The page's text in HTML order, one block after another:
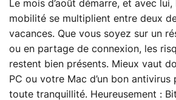
Le mois d’août démarre, et avec
mobilité se multiplient entre deux
vacances. Que vous soyez sur un
ou en partage de connexion, les
restent bien présents. Mieux vaut
PC ou votre Mac d’un bon antivirus
toute tranquillité. Heureusement :